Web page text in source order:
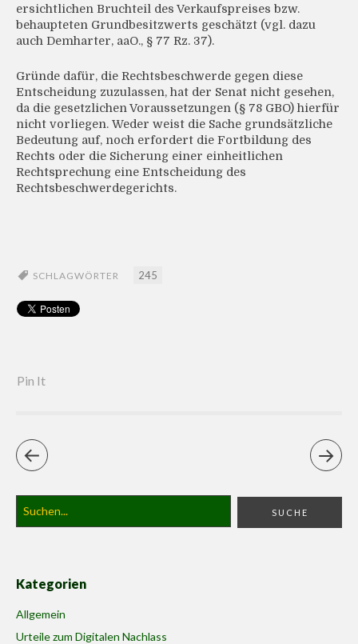
ersichtlichen Bruchteil des Verkaufspreises bzw.
behaupteten Grundbesitzwerts geschätzt (vgl. dazu
auch Demharter, aaO., § 77 Rz. 37).
Gründe dafür, die Rechtsbeschwerde gegen diese
Entscheidung zuzulassen, hat der Senat nicht gesehen,
da die gesetzlichen Voraussetzungen (§ 78 GBO) hierfür
nicht vorliegen. Weder weist die Sache grundsätzliche
Bedeutung auf, noch erfordert die Fortbildung des
Rechts oder die Sicherung einer einheitlichen
Rechtsprechung eine Entscheidung des
Rechtsbeschwerdegerichts.
SCHLAGWÖRTER 245
Pin It
Kategorien
Allgemein
Urteile zum Digitalen Nachlass